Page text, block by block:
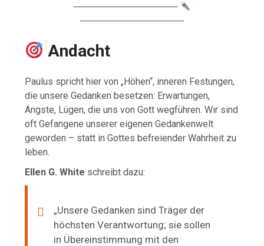
────────────────
────────────────
Andacht
Paulus spricht hier von „Höhen“, inneren Festungen,
die unsere Gedanken besetzen: Erwartungen,
Ängste, Lügen, die uns von Gott wegführen. Wir sind
oft Gefangene unserer eigenen Gedankenwelt
geworden – statt in Gottes befreiender Wahrheit zu
leben.
Ellen G. White schreibt dazu:
„Unsere Gedanken sind Träger der
höchsten Verantwortung; sie sollen
in Übereinstimmung mit den